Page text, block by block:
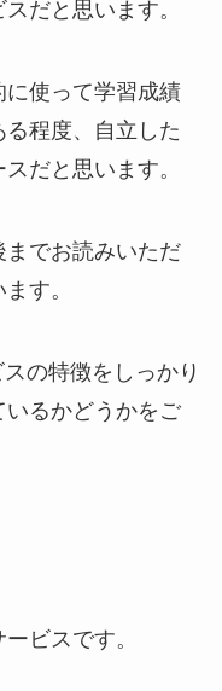
だと思います。
使って学習成績
程度、自立した
だと思います。
でお読みいただ
す。
の特徴をしっかり
いるかどうかをご
ビスです。